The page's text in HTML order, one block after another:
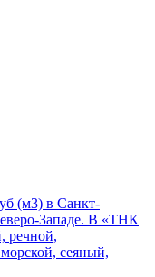
(м3) в Санкт-
Западе. В «ТНК
речной,
сеяный,